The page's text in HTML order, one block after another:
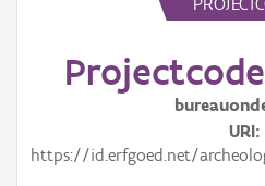
URI
https://id.erfgoed.net/